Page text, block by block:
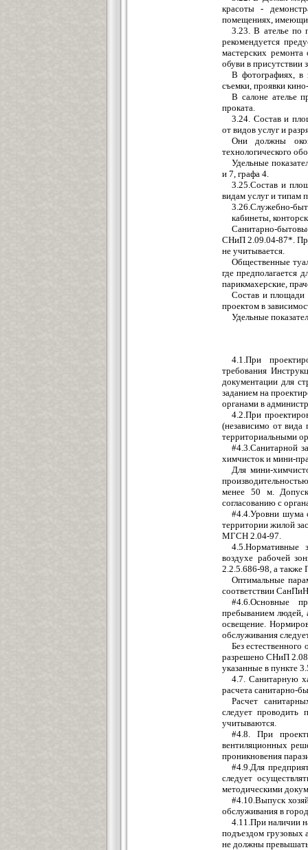
красоты -
помещениях,
3.23. В ателье по
рекомендуется
мастерских
обуви в присутствии
В фотографиях, в
съемки, проявки
В салоне ателье
проката.
3.24. Состав и
от видов услуг и
Они должны
технологического
Удельные
и 7, графа 4.
3.25.Состав и
видам услуг и типам
3.26.Служебно-
кабинеты,
Санитарно-
СНиП 2.09.04-87*.
не учитывается.
Общественные
где предполагается
парикмахерские,
Состав и площади
проектом в
Удельные
4.1.При
требования
документации для
заданием на
органами в
4.2.При
(независимо от вида
территориальными
#4.3.Санитарной
химчисток и мини-
Для мини-
менее 50 м.
согласованию с
#4.4.Уровни шума
территории жилой
МГСН 2.04-97.
4.5.Нормативные
воздухе рабочей
2.2.5.686-98, а также
Оптимальные
соответствии
#4.6.Основные
пребыванием людей,
освещение.
обслуживания
Без
разрешено СНиП
указанные в пункте
4.7. Санитарную
расчета санитарно-
Расчет
следует
учитываются.
#4.8. При
вентиляционных
проникновения
#4.9.Для
следует
методическими
#4.10.Выпуск
обслуживания в
4.11.При наличии
подъездом грузовых
не должны